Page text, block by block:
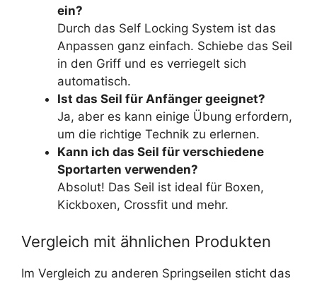
ein?
Durch das Self Locking System ist das
Anpassen ganz einfach. Schiebe das Seil
in den Griff und es verriegelt sich
automatisch.
Ist das Seil für Anfänger geeignet?
Ja, aber es kann einige Übung erfordern,
um die richtige Technik zu erlernen.
Kann ich das Seil für verschiedene
Sportarten verwenden?
Absolut! Das Seil ist ideal für Boxen,
Kickboxen, Crossfit und mehr.
Vergleich mit ähnlichen Produkten
Im Vergleich zu anderen Springseilen sticht das